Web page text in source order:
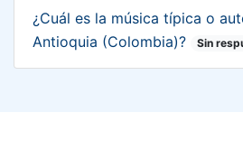
¿Cuál es la música típica o
Antioquia (Colombia)?
Sin